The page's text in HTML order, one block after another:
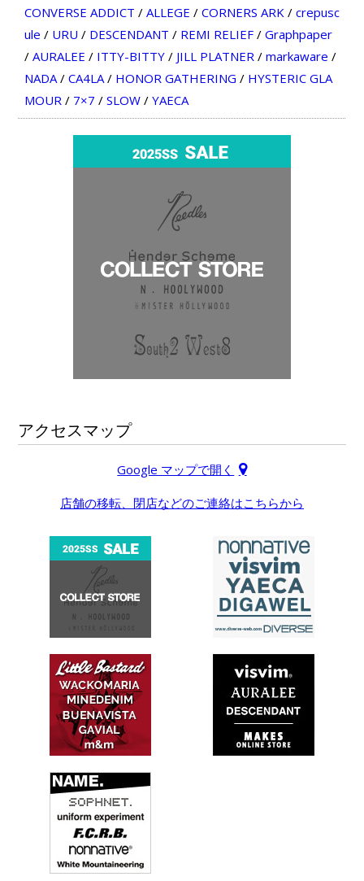
CONVERSE ADDICT / ALLEGE / CORNERS ARK/ crepusc
ule / URU / DESCENDANT / REMI RELIEF/ Graphpaper
/ AURALEE / ITTY-BITTY / JILL PLATNER/ markaware /
NADA/ CA4LA/ HONOR GATHERING / HYSTERIC GLA
MOUR/ 7×7 / SLOW/ YAECA
アクセスマップ
Google マップで開く
店舗の移転、閉店などのご連絡はこちらから